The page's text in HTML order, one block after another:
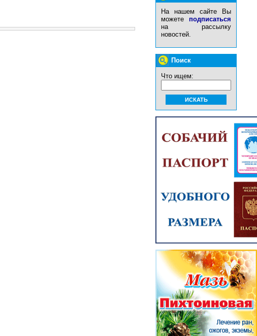
На нашем сайте Вы
можете подписаться
на рассылку
новостей.
Поиск
Что ищем: